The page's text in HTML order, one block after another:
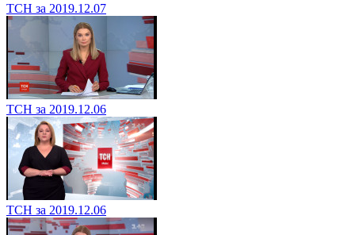
ТСН за 2019.12.07
ТСН за 2019.12.06
ТСН за 2019.12.06